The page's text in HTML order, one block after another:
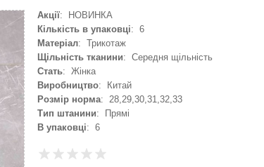
Акції: НОВИНКА
Кількість в упаковці: 6
Матеріал: Трикотаж
Щільність тканини: Середня щільність
Стать: Жінка
Виробництво: Китай
Розмір норма: 28,29,30,31,32,33
Тип штанини: Прямі
В упаковці: 6